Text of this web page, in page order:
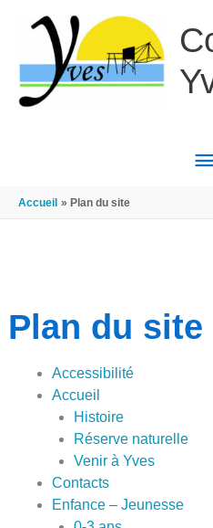
Accueil Plan du site
Plan du site
Accessibilité
Accueil
Histoire
Réserve naturelle
Venir à Yves
Contacts
Enfance – Jeunesse